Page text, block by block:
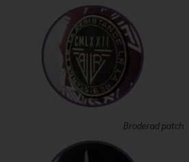
Broderad patch